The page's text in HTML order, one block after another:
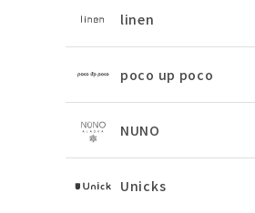
linen
poco up poco
NUNO
Unicks